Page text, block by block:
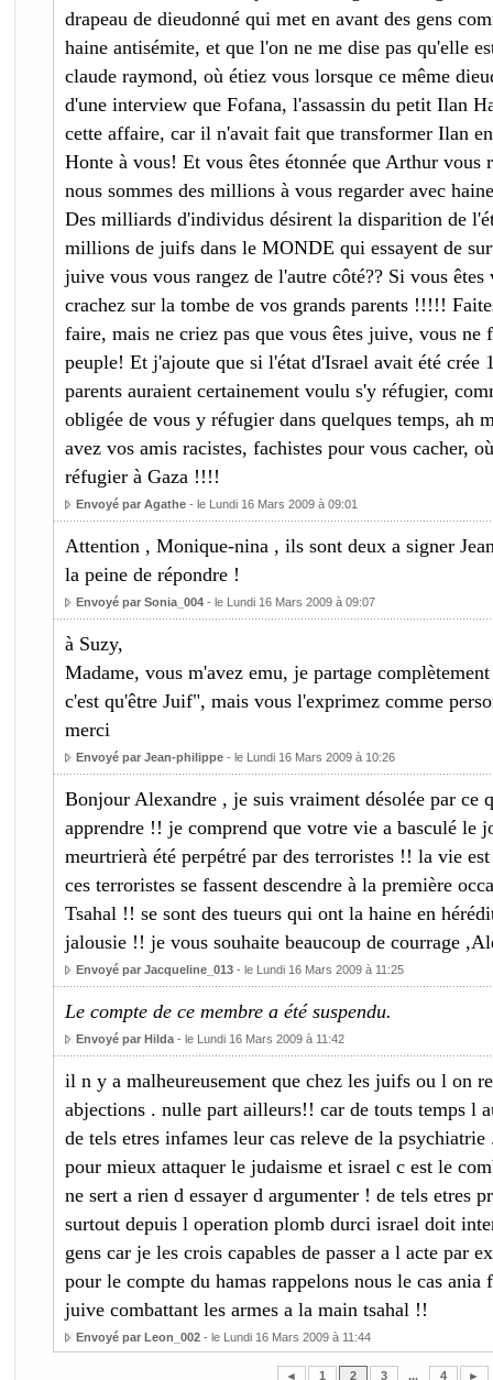
drapeau de dieudonné qui met en avant des gens
haine antisémite, et que l'on ne me dise pas qu'elle
claude raymond, où étiez vous lorsque ce même
d'une interview que Fofana, l'assassin du petit Ilan
cette affaire, car il n'avait fait que transformer Ilan
Honte à vous! Et vous êtes étonnée que Arthur vous
nous sommes des millions à vous regarder avec
Des milliards d'individus désirent la disparition de
millions de juifs dans le MONDE qui essayent de
juive vous vous rangez de l'autre côté?? Si vous
crachez sur la tombe de vos grands parents !!!!!
faire, mais ne criez pas que vous êtes juive, vous ne
peuple! Et j'ajoute que si l'état d'Israel avait été crée
parents auraient certainement voulu s'y réfugier,
obligée de vous y réfugier dans quelques temps, ah
avez vos amis racistes, fachistes pour vous cacher,
réfugier à Gaza !!!!
Envoyé par Agathe- le Lundi 16 Mars 2009 à 09:01
Attention , Monique-nina , ils sont deux a signer
la peine de répondre !
Envoyé par Sonia_004- le Lundi 16 Mars 2009 à 09:07
à Suzy,
Madame, vous m'avez emu, je partage
c'est qu'être Juif", mais vous l'exprimez comme
merci
Envoyé par Jean-philippe- le Lundi 16 Mars 2009 à 10:26
Bonjour Alexandre , je suis vraiment désolée par ce
apprendre !! je comprend que votre vie a basculé le
meurtrierà été perpétré par des terroristes !! la vie
ces terroristes se fassent descendre à la première
Tsahal !! se sont des tueurs qui ont la haine en
jalousie !! je vous souhaite beaucoup de courrage
Envoyé par Jacqueline_013- le Lundi 16 Mars 2009 à 11:25
Le compte de ce membre a été suspendu.
Envoyé par Hilda- le Lundi 16 Mars 2009 à 11:42
il n y a malheureusement que chez les juifs ou l on
abjections . nulle part ailleurs!! car de touts temps l
de tels etres infames leur cas releve de la
pour mieux attaquer le judaisme et israel c est le
ne sert a rien d essayer d argumenter ! de tels etres
surtout depuis l operation plomb durci israel doit
gens car je les crois capables de passer a l acte par
pour le compte du hamas rappelons nous le cas ania
juive combattant les armes a la main tsahal !!
Envoyé par Leon_002- le Lundi 16 Mars 2009 à 11:44
◄ 1 2 3 ... 4 ►